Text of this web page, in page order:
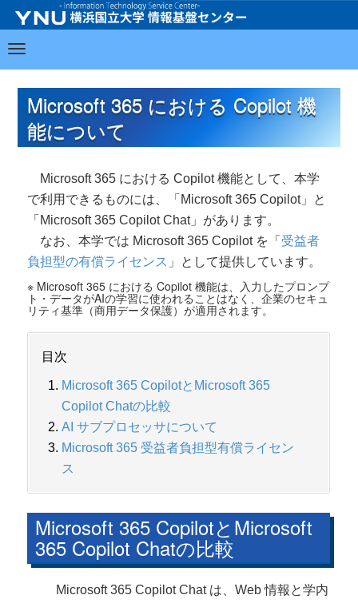
Microsoft 365 における Copilot 機
能について
Microsoft 365 における Copilot 機能として、本学
で利用できるものには、「Microsoft 365 Copilot」と
「Microsoft 365 Copilot Chat」があります。
なお、本学では Microsoft 365 Copilot を「 受益者
負担型の有償ライセンス 」として提供しています。
※ Microsoft 365 における Copilot 機能は、入力したプロンプ
ト・データがAIの学習に使われることはなく、企業のセキュ
リティ基準（商用データ保護）が適用されます。
目次
Microsoft 365 CopilotとMicrosoft 365
Copilot Chatの比較
AI サブプロセッサについて
Microsoft 365 受益者負担型有償ライセン
ス
Microsoft 365 CopilotとMicrosoft
365 Copilot Chatの比較
Microsoft 365 Copilot Chat は、Web 情報と学内